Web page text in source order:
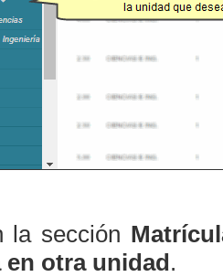
la sección
en otra unidad.